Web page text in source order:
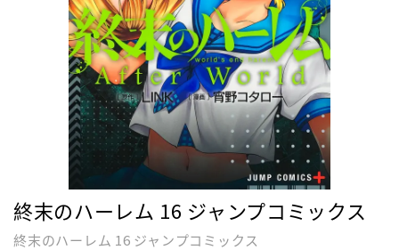
終末のハーレム 16 ジャンプコミックス
終末のハーレム 16 ジャンプコミックス